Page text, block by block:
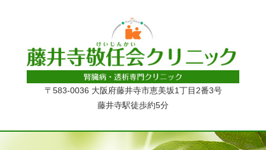
〒583-0036 大阪府藤井寺市恵美坂1丁目2番3号
藤井寺駅徒歩約5分